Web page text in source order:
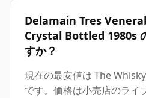
Delamain Tres
Crystal Bottled 1980s
すか？
現在の最安値は The
です。価格は小売店のライ